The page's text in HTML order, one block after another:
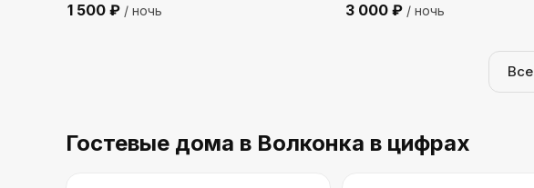
1 500 ₽ / ночь 3 000 ₽ / ночь
Все
Гостевые дома в Волконка в цифрах